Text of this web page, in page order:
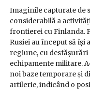
Imaginile capturate de
considerabilă a
frontierei cu Finlanda.
Rusiei au început să își
regiune, cu
echipamente militare.
noi baze temporare și
artilerie, indicând o